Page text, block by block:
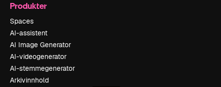
Produkter
Spaces
AI-assistent
AI Image Generator
AI-videogenerator
AI-stemmegenerator
Arkivinnhold